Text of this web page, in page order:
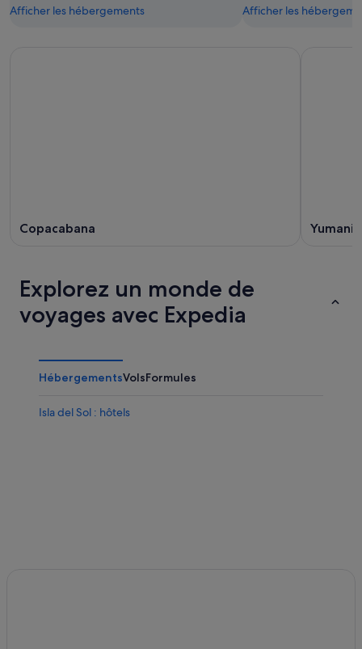
Afficher les hébergements Afficher les
Copacabana Yumani
Explorez un monde de
voyages avec Expedia
HébergementsVolsFormules
Isla del Sol : hôtels